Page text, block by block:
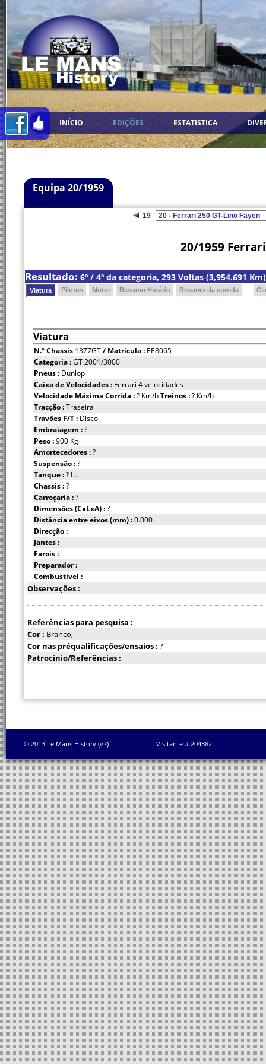
INÍCIO EDIÇÕES ESTATISTICA
Equipa 20/1959
19
20/1959
Resultado: 6º / 4º da categoria, 293 Voltas (3,954.691
Viatura Pilotos Motor Resumo Horário Resumo da corrida
Viatura
N.º Chassis 1377GT/ Matricula : EE8065
Categoria :GT 2001/3000
Pneus : Dunlop
Caixa de Velocidades : Ferrari 4 velocidades
Velocidade Máxima Corrida :? Km/hTreinos :? Km/h
Tracção :Traseira
Travões F/T : Disco
Embraiagem :?
Peso :900 Kg
Amortecedores :?
Suspensão :?
Tanque :? Lt.
Chassis :?
Carroçaria :?
Dimensões (CxLxA) :?
Distância entre eixos (mm) :0.000
Direcção :
Jantes :
Farois :
Preparador :
Combustível :
Observações :
Referências para pesquisa :
Cor : Branco,
Cor nas préqualificações/ensaios : ?
Patrocinio/Referências :
© 2013 Le Mans History (v7) Visitante # 204882